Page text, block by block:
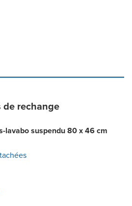
rechange
lavabo suspendu 80 x 46 cm